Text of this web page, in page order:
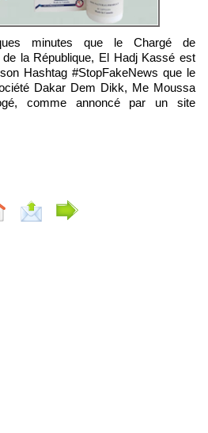
la République, El Hadj Kassé est
Hashtag #StopFakeNews que le
Dakar Dem Dikk, Me Moussa
comme annoncé par un site